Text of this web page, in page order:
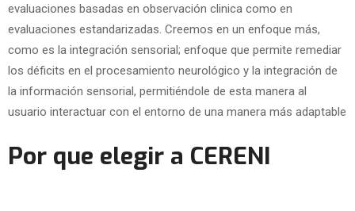
evaluaciones basadas en observación clinica como en
evaluaciones estandarizadas. Creemos en un enfoque más,
como es la integración sensorial; enfoque que permite remediar
los déficits en el procesamiento neurológico y la integración de
la información sensorial, permitiéndole de esta manera al
usuario interactuar con el entorno de una manera más adaptable
Por que elegir a CERENI